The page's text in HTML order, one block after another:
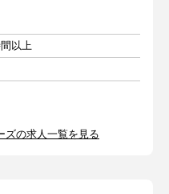
以上
ズの求人一覧を見る